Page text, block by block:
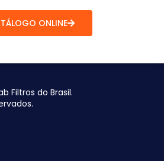
ONLINE
Filtros do Brasil.